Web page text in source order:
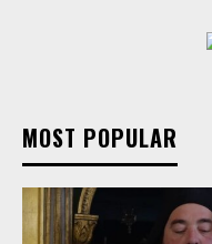
MOST POPULAR